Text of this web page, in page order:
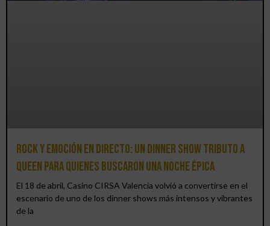
Rock y emoción en directo: un Dinner Show Tributo a
Queen para quienes buscaron una noche épica
El 18 de abril, Casino CIRSA Valencia volvió a convertirse en el
escenario de uno de los dinner shows más intensos y vibrantes
de la